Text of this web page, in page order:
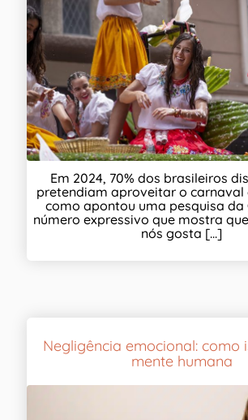
Em 2024, 70% dos brasileiros
pretendiam aproveitar o carnaval
como apontou uma pesquisa da
número expressivo que mostra
nós gosta [...]
Negligência emocional: como
mente humana